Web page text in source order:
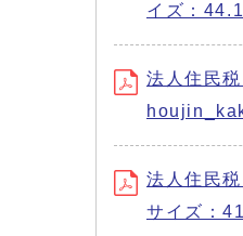
イズ：
法人住民
法人住民
サイズ：